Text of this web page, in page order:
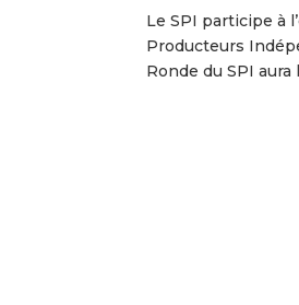
Le SPI participe à
Producteurs
Ronde du SPI aura